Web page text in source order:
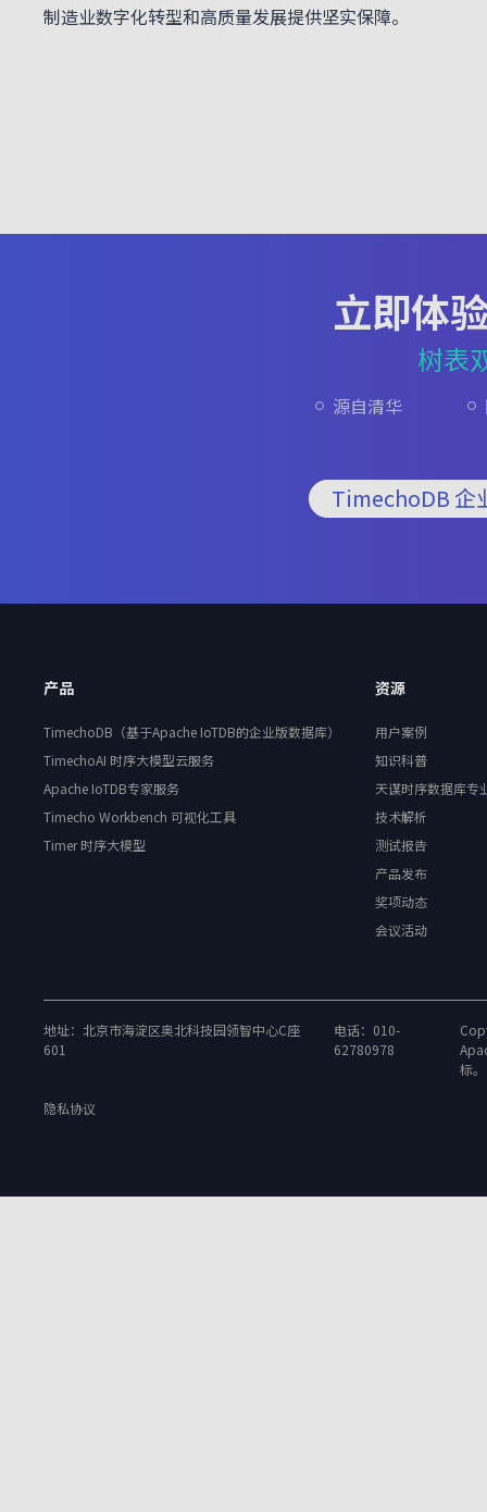
制造业数字化转型和高质量发展提供坚实保障。
立即体
树表
源自清华
TimechoDB 企
产品
TimechoDB（基于Apache IoTDB的企业版数据库）
TimechoAI 时序大模型云服务
Apache IoTDB专家服务
Timecho Workbench 可视化工具
Timer 时序大模型
资源
用户案例
知识科普
天谋时序数据库专
技术解析
测试报告
产品发布
奖项动态
会议活动
地址：北京市海淀区奥北科技园领智中心C座
601
电话：010-
62780978
标。
隐私协议